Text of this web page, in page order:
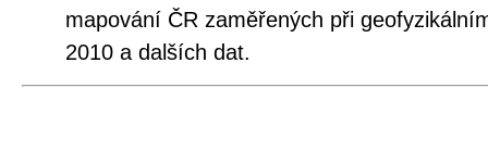
mapování ČR zaměřených při
2010 a dalších dat.